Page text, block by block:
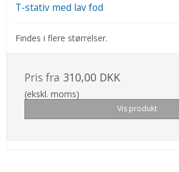
T-stativ med lav fod
Findes i flere størrelser.
Pris fra 310,00 DKK
(ekskl. moms)
Vis produkt